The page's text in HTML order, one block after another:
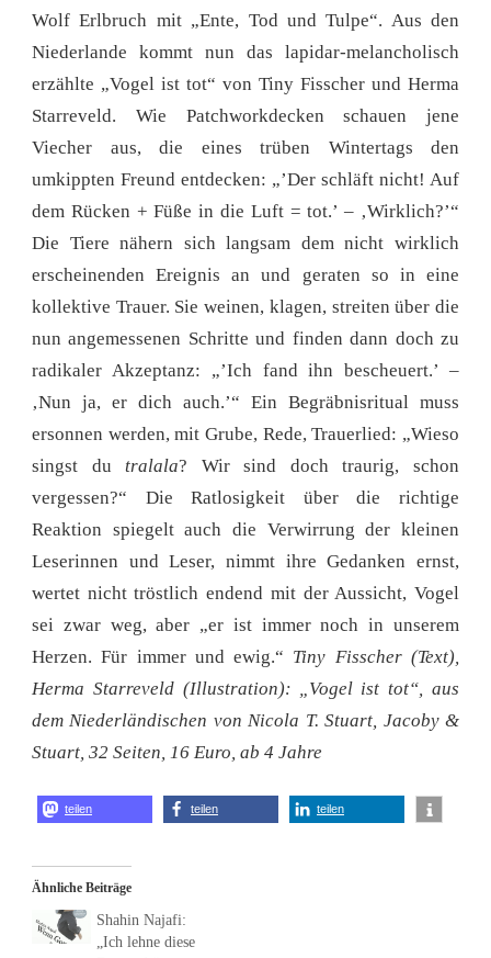
Wolf Erlbruch mit „Ente, Tod und Tulpe“. Aus den
Niederlande kommt nun das lapidar-melancholisch
erzählte „Vogel ist tot“ von Tiny Fisscher und Herma
Starreveld. Wie Patchworkdecken schauen jene
Viecher aus, die eines trüben Wintertags den
umkippten Freund entdecken: „’Der schläft nicht! Auf
dem Rücken + Füße in die Luft = tot.’ – ‚Wirklich?’“
Die Tiere nähern sich langsam dem nicht wirklich
erscheinenden Ereignis an und geraten so in eine
kollektive Trauer. Sie weinen, klagen, streiten über die
nun angemessenen Schritte und finden dann doch zu
radikaler Akzeptanz: „’Ich fand ihn bescheuert.’ –
‚Nun ja, er dich auch.’“ Ein Begräbnisritual muss
ersonnen werden, mit Grube, Rede, Trauerlied: „Wieso
singst dutralala? Wir sind doch traurig, schon
vergessen?“ Die Ratlosigkeit über die richtige
Reaktion spiegelt auch die Verwirrung der kleinen
Leserinnen und Leser, nimmt ihre Gedanken ernst,
wertet nicht tröstlich endend mit der Aussicht, Vogel
sei zwar weg, aber „er ist immer noch in unserem
Herzen. Für immer und ewig.“ Tiny Fisscher (Text),
Herma Starreveld (Illustration): „Vogel ist tot“, aus
dem Niederländischen von Nicola T. Stuart, Jacoby &
Stuart, 32 Seiten, 16 Euro, ab 4 Jahre
teilen teilen teilen
Ähnliche Beiträge
Shahin Najafi:
„Ich lehne diese